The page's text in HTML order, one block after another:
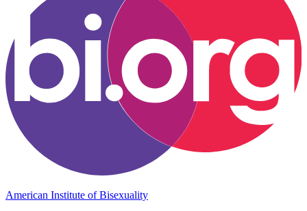
American Institute of Bisexuality